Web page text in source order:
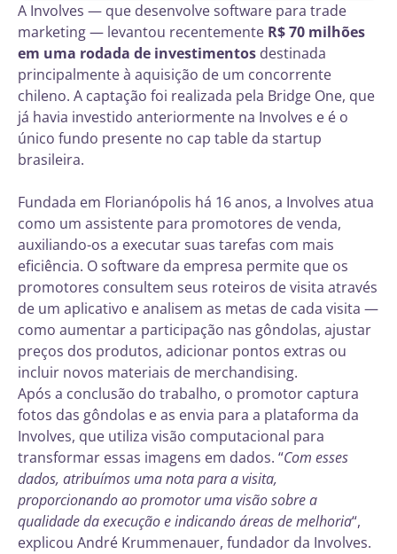
A Involves — que desenvolve software para trade
marketing — levantou recentemente R$ 70 milhões
em uma rodada de investimentos destinada
principalmente à aquisição de um concorrente
chileno. A captação foi realizada pela Bridge One, que
já havia investido anteriormente na Involves e é o
único fundo presente no cap table da startup
brasileira.
Fundada em Florianópolis há 16 anos, a Involves atua
como um assistente para promotores de venda,
auxiliando-os a executar suas tarefas com mais
eficiência. O software da empresa permite que os
promotores consultem seus roteiros de visita através
de um aplicativo e analisem as metas de cada visita —
como aumentar a participação nas gôndolas, ajustar
preços dos produtos, adicionar pontos extras ou
incluir novos materiais de merchandising.
Após a conclusão do trabalho, o promotor captura
fotos das gôndolas e as envia para a plataforma da
Involves, que utiliza visão computacional para
transformar essas imagens em dados. “Com esses
dados, atribuímos uma nota para a visita,
proporcionando ao promotor uma visão sobre a
qualidade da execução e indicando áreas de melhoria“,
explicou André Krummenauer, fundador da Involves.